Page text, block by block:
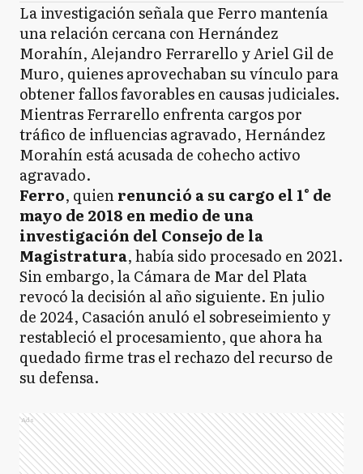
La investigación señala que Ferro mantenía
una relación cercana con Hernández
Morahín, Alejandro Ferrarello y Ariel Gil de
Muro, quienes aprovechaban su vínculo para
obtener fallos favorables en causas judiciales.
Mientras Ferrarello enfrenta cargos por
tráfico de influencias agravado, Hernández
Morahín está acusada de cohecho activo
agravado.
Ferro, quienrenunció a su cargo el 1° de
mayo de 2018 en medio de una
investigación del Consejo de la
Magistratura, había sido procesado en 2021.
Sin embargo, la Cámara de Mar del Plata
revocó la decisión al año siguiente. En julio
de 2024, Casación anuló el sobreseimiento y
restableció el procesamiento, que ahora ha
quedado firme tras el rechazo del recurso de
su defensa.
Ads